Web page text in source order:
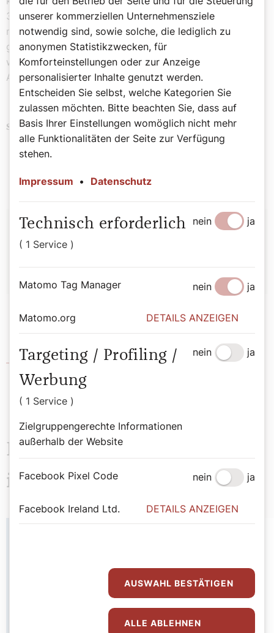
365 Tage im Jahre finden wir nämlich Gotteshäuser, die
man einfach nur betreten muss. Machen wir es doch,
gerade in den kommenden Urlaubswochen, denn auch
wir verabschieden uns mit dieser Doppelnummer bis zu
Ausgabe 30 am 26. Juli.
Schlagwörter Religion Brauchtum Politik
Autor:
Website Kölner Dom
Das könnte Sie auch
interessieren
unserer kommerziellen Unternehmensziele
notwendig sind, sowie solche, die lediglich zu
anonymen Statistikzwecken, für
Komforteinstellungen oder zur Anzeige
personalisierter Inhalte genutzt werden.
Entscheiden Sie selbst, welche Kategorien Sie
zulassen möchten. Bitte beachten Sie, dass auf
Basis Ihrer Einstellungen womöglich nicht mehr
alle Funktionalitäten der Seite zur Verfügung
stehen.
Impressum • Datenschutz
Technisch erforderlich
( 1 Service )
nein ja
Matomo Tag Manager nein ja
Matomo.org DETAILS ANZEIGEN
Targeting / Profiling /
Werbung
( 1 Service )
Zielgruppengerechte Informationen
außerhalb der Website
nein ja
Facebook Pixel Code nein ja
Facebook Ireland Ltd. DETAILS ANZEIGEN
AUSWAHL BESTÄTIGEN
ALLE ABLEHNEN